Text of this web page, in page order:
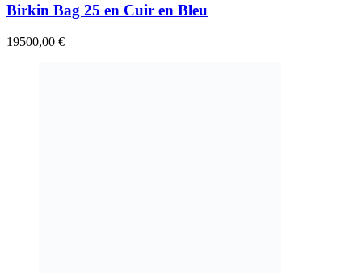
Birkin Bag 25 en Cuir en Bleu
19500,00 €